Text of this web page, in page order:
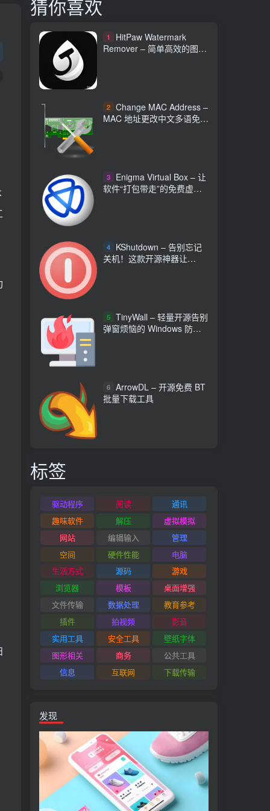
猜你喜欢
1
HitPaw Watermark
Remover – 简单高效的图文
2 Change MAC Address –
MAC 地址更改中文多语免费
3
Enigma Virtual Box – 让
软件“打包带走”的免费虚拟
4
KShutdown – 告别忘记
关机！这款开源神器让
5 TinyWall – 轻量开源告别
弹窗烦恼的 Windows 防火
6 ArrowDL – 开源免费 BT
批量下载工具
标签
驱动程序 阅读
通讯
趣味软件
解压
虚拟模拟
网站
编辑输入
管理
空间
硬件性能
电脑
生活方式
源码
游戏
浏览器
模板
桌面增强
文件传输
数据处理
教育参考
插件
拍视频
影音
实用工具
安全工具
壁纸字体
图形相关
商务
公共工具
信息
互联网 下载传输
发现